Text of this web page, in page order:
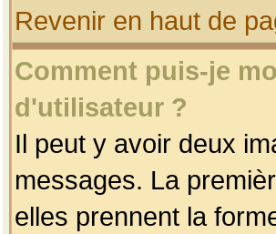
Revenir en haut de
Comment puis-je
d'utilisateur ?
Il peut y avoir deux
messages. La
elles prennent la